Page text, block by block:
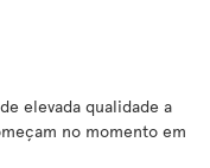
elevada qualidade a
no momento em